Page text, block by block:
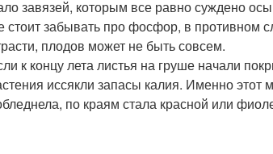
завязей, которым все равно суждено
стоит забывать про фосфор, в противном
плодов может не быть совсем.
к концу лета листья на груше начали
иссякли запасы калия. Именно
по краям стала красной или